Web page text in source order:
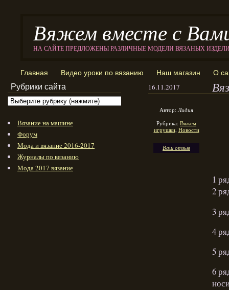
Вяжем вместе с
НА САЙТЕ ПРЕДЛОЖЕНЫ РАЗЛИЧНЫЕ МОДЕЛИ ВЯЗАНЫХ
Главная Видео уроки по вязанию Наш магазин О
16.11.2017
Автор:Лидия
Рубрика: Вяжем
игрушки, Новости
Ваш отзыв
1
2
3
4
5
6
Рубрики сайта
Вязание на машине
Форум
Мода и вязание 2016-2017
Журналы по вязанию
Мода 2017 вязание